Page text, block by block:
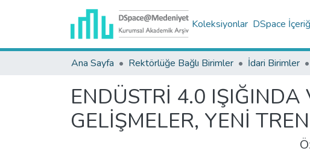
Koleksiyonlar DSpace
Ana Sayfa Rektörlüğe Bağlı Birimler İdari Birimler
ENDÜSTRİ 4.0
GELİŞMELER, YENİ